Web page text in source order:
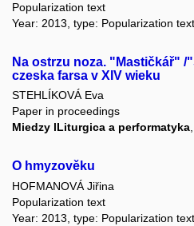
Popularization text
Year: 2013, type: Popularization text
Na ostrzu noza. "Mastičkář" /
czeska farsa v XIV wieku
STEHLÍKOVÁ Eva
Paper in proceedings
Miedzy lLiturgica a performatyka
O hmyzověku
HOFMANOVÁ Jiřina
Popularization text
Year: 2013, type: Popularization text